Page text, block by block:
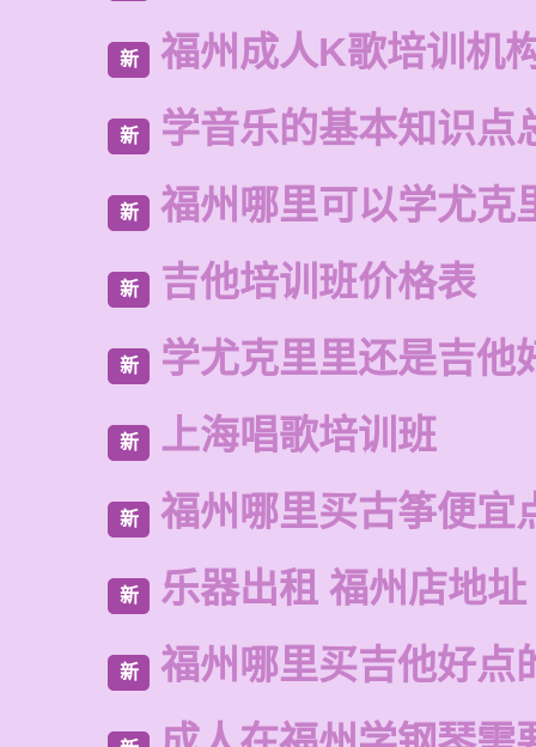
新 福州成人K歌培训机
新 学音乐的基本知识点
新 福州哪里可以学尤克
新 吉他培训班价格表
新 学尤克里里还是吉他
新 上海唱歌培训班
新 福州哪里买古筝便宜
新 乐器出租 福州店地址
新 福州哪里买吉他好点